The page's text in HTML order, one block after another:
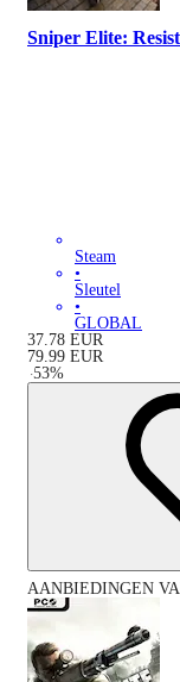
Sniper Elite:
Steam
•
Sleutel
•
GLOBAL
37.78 EUR
79.99 EUR
-53%
AANBIEDINGEN